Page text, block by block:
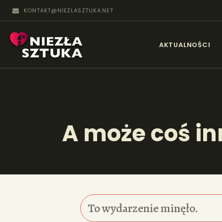
KONTAKT@NIEZLASZTUKA.NET
AKTUALNOŚCI
A może coś
To wydarzenie minęło.